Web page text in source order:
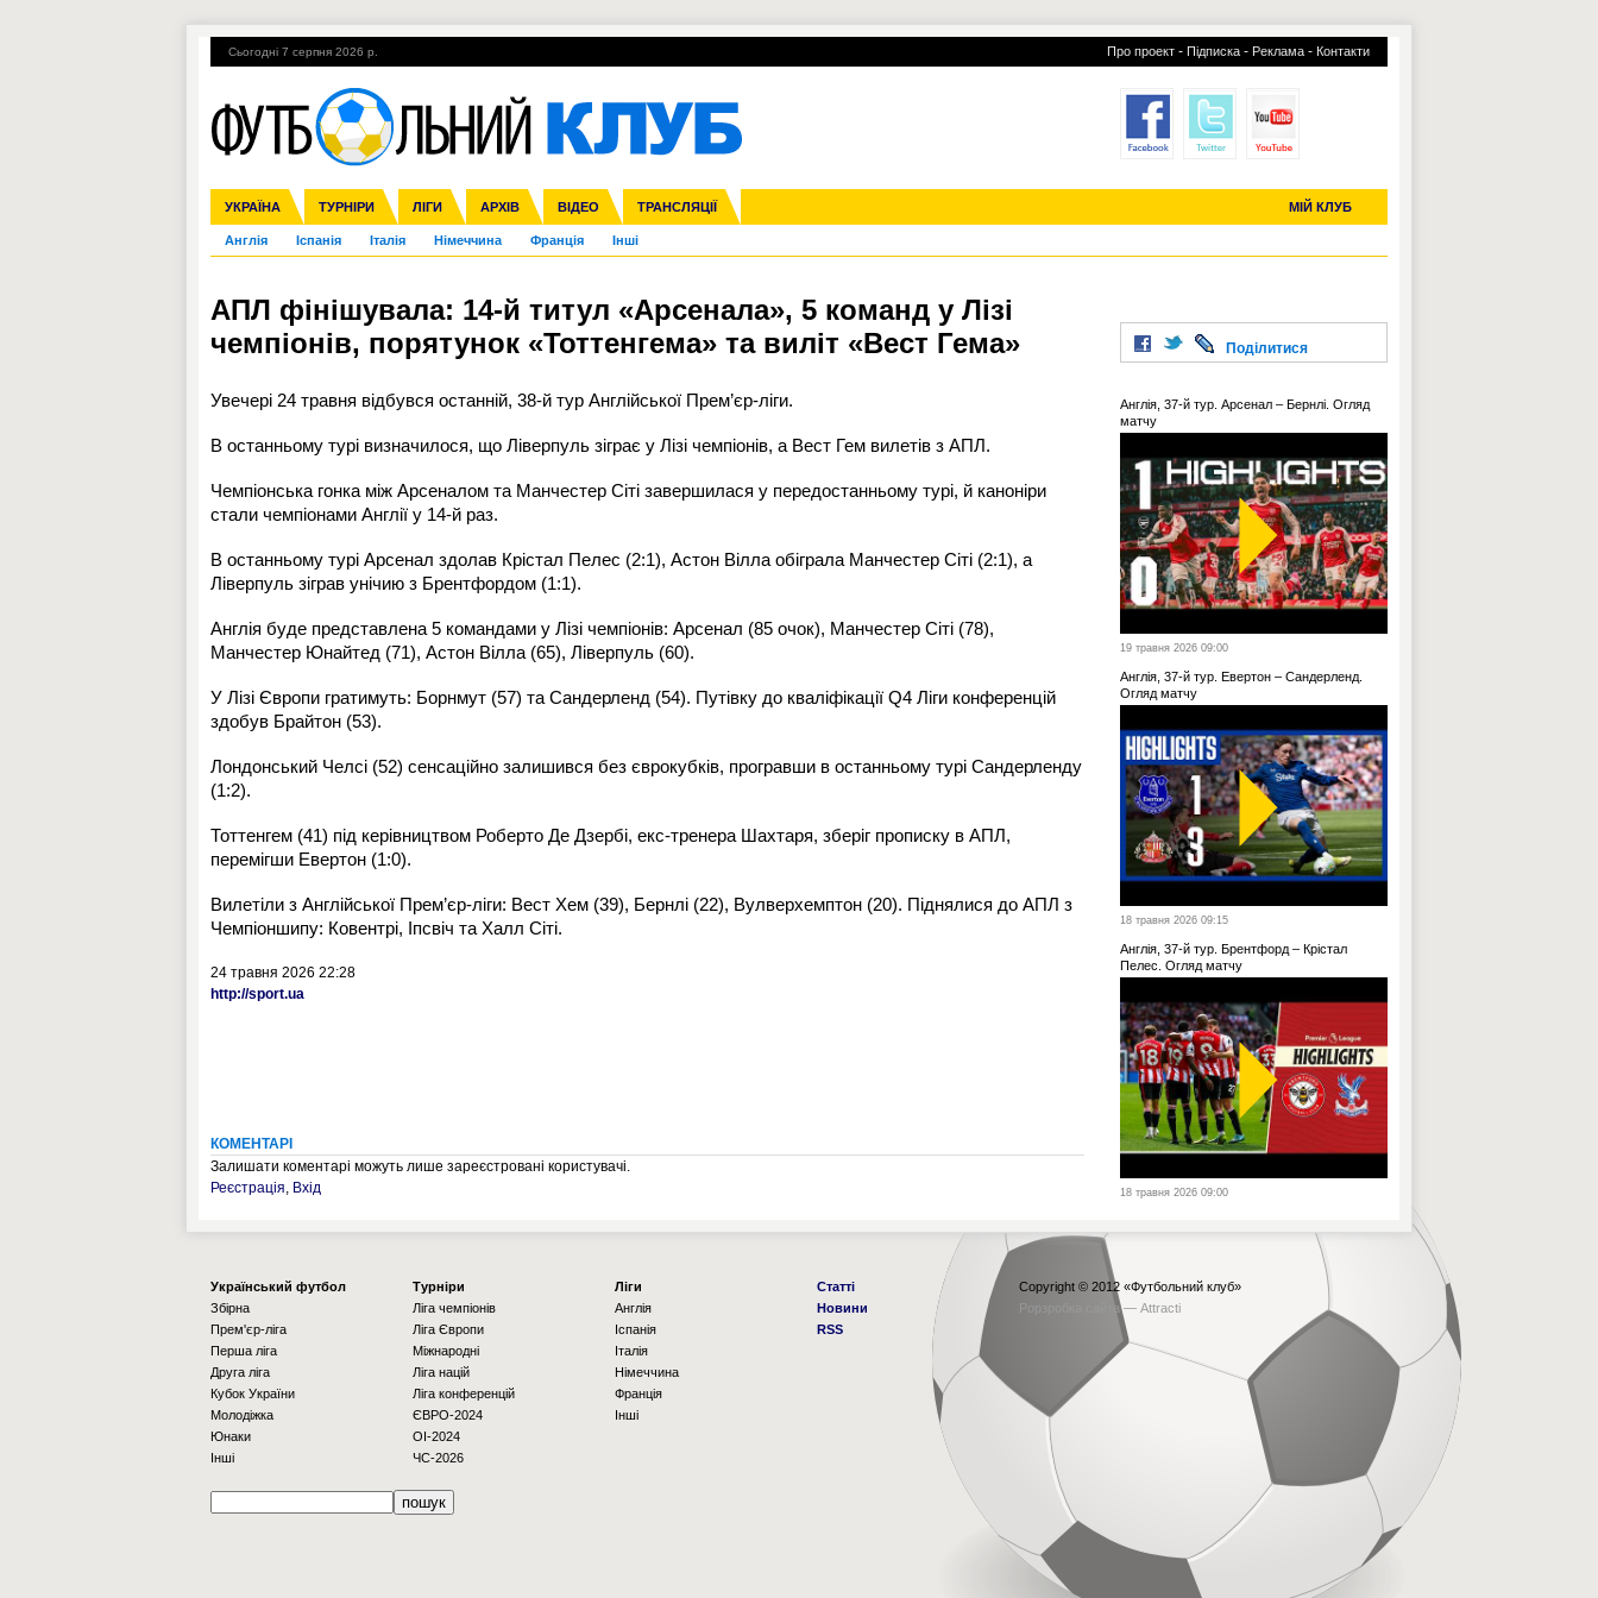
Сьогодні 7 серпня 2026 р. Про проект - Підписка - Реклама - Контакти
УКРАЇНА ТУРНІРИ ЛІГИ АРХІВ ВІДЕО ТРАНСЛЯЦІЇ МІЙ КЛУБ
Збірна Прем'єр-ліга Перша ліга Друга ліга Кубок України Молодіжка
Ліга чемпіонів Ліга Європи Міжнародні Ліга націй Ліга конференцій
Англія Іспанія Італія Німеччина Франція Інші
ЧС-2014 ЄВРО-2016 Росія Кубок конфедерацій ЧЄ-2015 (U-21)
Гарячі теми УПЛ, 1-й тур ВІЙНА УПЛ-ПЕРЕХОДИ УСІ ТРАНСФЕРИ
АПЛ фінішувала: 14-й титул «Арсенала», 5 команд у Лізі
чемпіонів, порятунок «Тоттенгема» та виліт «Вест Гема»
Увечері 24 травня відбувся останній, 38-й тур Англійської Прем’єр-ліги.
В останньому турі визначилося, що Ліверпуль зіграє у Лізі чемпіонів, а Вест Гем вилетів з АПЛ.
Чемпіонська гонка між Арсеналом та Манчестер Сіті завершилася у передостанньому турі, й каноніри
стали чемпіонами Англії у 14-й раз.
В останньому турі Арсенал здолав Крістал Пелес (2:1), Астон Вілла обіграла Манчестер Сіті (2:1), а
Ліверпуль зіграв унічию з Брентфордом (1:1).
Англія буде представлена 5 командами у Лізі чемпіонів: Арсенал (85 очок), Манчестер Сіті (78),
Манчестер Юнайтед (71), Астон Вілла (65), Ліверпуль (60).
У Лізі Європи гратимуть: Борнмут (57) та Сандерленд (54). Путівку до кваліфікації Q4 Ліги конференцій
здобув Брайтон (53).
Лондонський Челсі (52) сенсаційно залишився без єврокубків, програвши в останньому турі Сандерленду
(1:2).
Тоттенгем (41) під керівництвом Роберто Де Дзербі, екс-тренера Шахтаря, зберіг прописку в АПЛ,
перемігши Евертон (1:0).
Вилетіли з Англійської Прем’єр-ліги: Вест Хем (39), Бернлі (22), Вулверхемптон (20). Піднялися до АПЛ з
Чемпіоншипу: Ковентрі, Іпсвіч та Халл Сіті.
24 травня 2026 22:28
http://sport.ua
КОМЕНТАРІ
Залишати коментарі можуть лише зареєстровані користувачі.
Реєстрація, Вхід
Поділитися
Англія, 37-й тур. Арсенал – Бернлі. Огляд
матчу
19 травня 2026 09:00
Англія, 37-й тур. Евертон – Сандерленд.
Огляд матчу
18 травня 2026 09:15
Англія, 37-й тур. Брентфорд – Крістал
Пелес. Огляд матчу
18 травня 2026 09:00
Українcький футбол
Збірна
Прем'єр-ліга
Перша ліга
Друга ліга
Кубок України
Молодіжка
Юнаки
Інші
Турніри
Ліга чемпіонів
Ліга Європи
Міжнародні
Ліга націй
Ліга конференцій
ЄВРО-2024
OI-2024
ЧС-2026
Ліги
Англія
Іспанія
Італія
Німеччина
Франція
Інші
Статті
Новини
RSS
Copyright © 2012 «Футбольний клуб»
Рорзробка сайта — Attracti